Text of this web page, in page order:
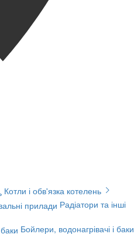
Котли і обв'язка котелень
Радіатори та інші
Бойлери, водонагрівачі і баки